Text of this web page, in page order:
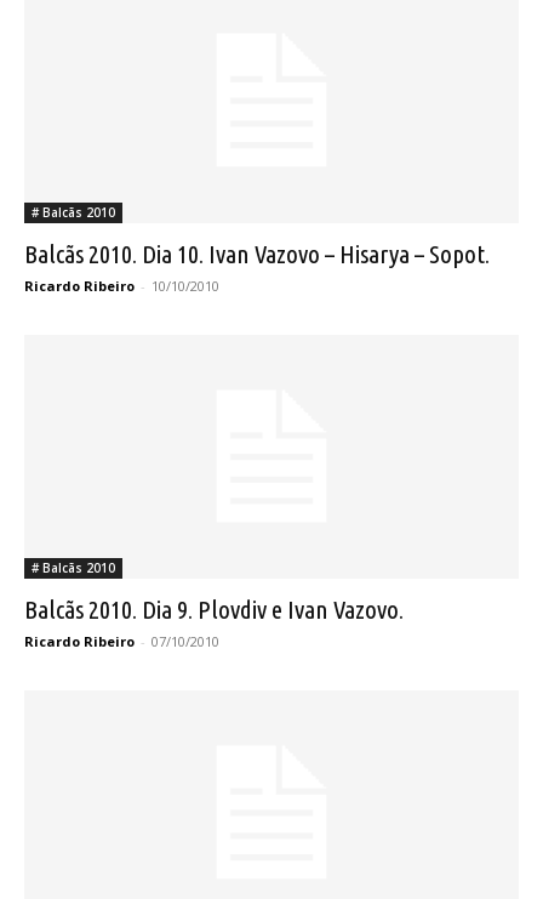
# Balcãs 2010
Balcãs 2010. Dia 10. Ivan Vazovo – Hisarya – Sopot.
Ricardo Ribeiro - 10/10/2010
# Balcãs 2010
Balcãs 2010. Dia 9. Plovdiv e Ivan Vazovo.
Ricardo Ribeiro - 07/10/2010